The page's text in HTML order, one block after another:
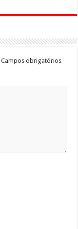
Campos obrigatórios